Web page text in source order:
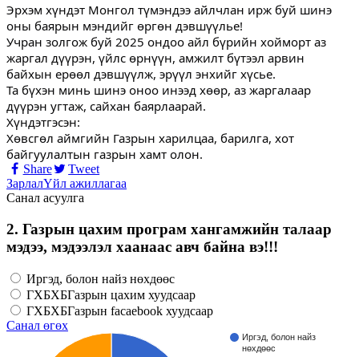
Эрхэм хүндэт Монгол түмэндээ айлчлан ирж буй шинэ
оны баярын мэндийг өргөн дэвшүүлье!
Учран золгож буй 2025 ондоо айл бүрийн хойморт аз
жаргал дүүрэн, үйлс өрнүүн, амжилт бүтээл арвин
байхын ерөөл дэвшүүлж, эрүүл энхийг хүсье.
Та бүхэн минь шинэ оноо инээд хөөр, аз жаргалаар
дүүрэн угтаж, сайхан баярлаарай.
Хүндэтгэсэн:
Хөвсгөл аймгийн Газрын харилцаа, барилга, хот
байгуулалтын газрын хамт олон.
Share
Tweet
ЗарлалҮйл ажиллагаа
Санал асуулга
2. Газрын цахим програм хангамжийн талаар
мэдээ, мэдээлэл хаанаас авч байна вэ!!!
Иргэд, болон найз нөхдөөс
ГХБХБГазрын цахим хуудсаар
ГХБХБГазрын facaebook хуудсаар
Санал өгөх
Иргэд, болон найз
нөхдөөс